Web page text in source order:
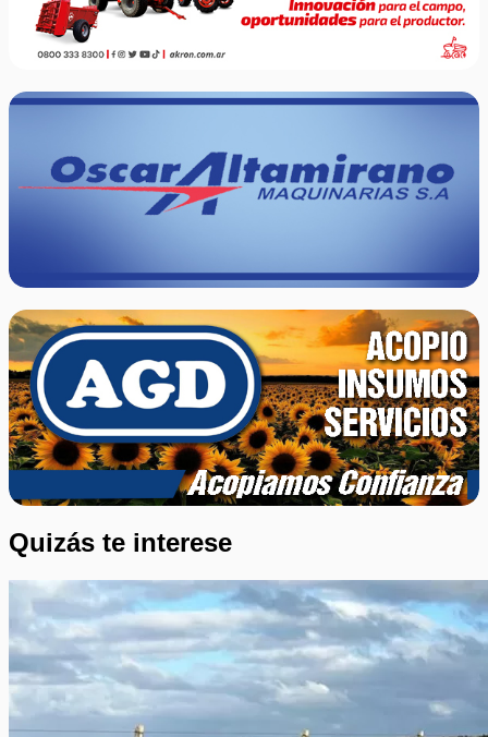
Quizás te interese